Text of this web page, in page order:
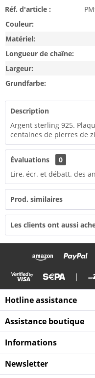
Réf. d'article :
Couleur:
Matériel:
Longueur de chaîne:
Largeur:
Grundfarbe:
Description
Argent sterling 925.
centaines de pierres de
Évaluations
0
Lire, écr. et débatt. des
Prod. similaires
Les clients ont aussi
|
Hotline assistance
Assistance boutique
Informations
Newsletter